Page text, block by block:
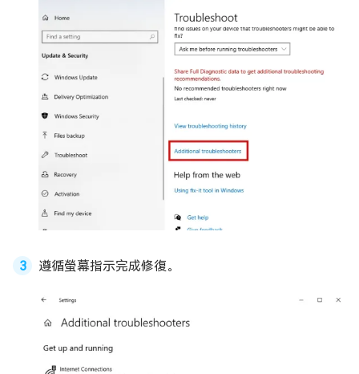
遵循螢幕指示完成修復。